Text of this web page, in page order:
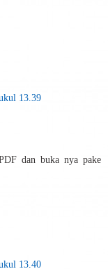
13.39
dan buka nya pake
13.40